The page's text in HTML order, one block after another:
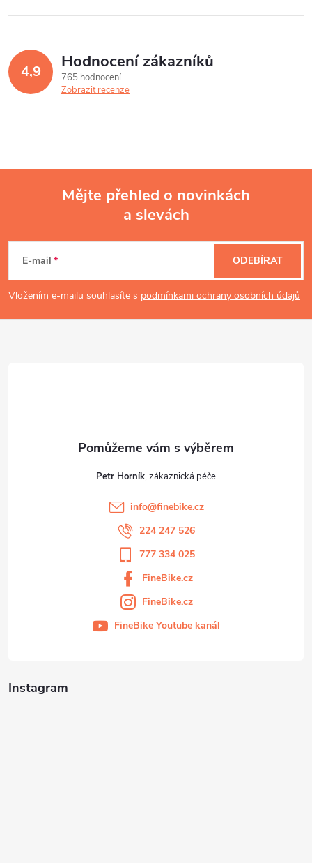
4,9 Hodnocení zákazníků
765 hodnocení
Zobrazit recenze
p
Mějte přehled o novinkách
a slevách
E-mail
Vložením e-mailu souhlasíte s podmínkami ochrany osobních údajů
ODEBÍRAT
Instagram
Petr Horník
info@finebike.cz
224 247 526
777 334 025
FineBike.cz
FineBike.cz
FineBike Youtube kanál